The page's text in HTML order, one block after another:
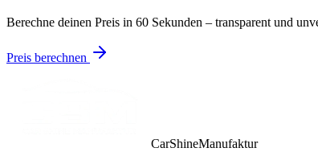
Berechne deinen Preis in 60 Sekunden – transparent und
Preis berechnen
CarShineManufaktur